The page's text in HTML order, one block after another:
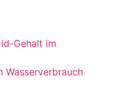
Gehalt im
Wasserverbrauch